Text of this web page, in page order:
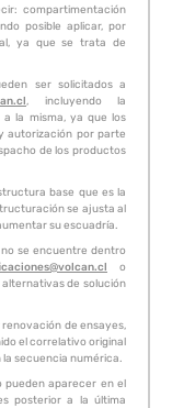
compartimentación
posible aplicar, por
ya que se trata de
ser solicitados a
, incluyendo la
la misma, ya que los
autorización por parte
de los productos
base que es la
se ajusta al
su escuadría.
no se encuentre dentro
o
de solución
de ensayes,
el correlativo original
la secuencia numérica.
pueden aparecer en el
posterior a la última